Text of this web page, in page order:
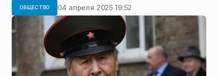
ОБЩЕСТВО 04 апреля 2025 19:52